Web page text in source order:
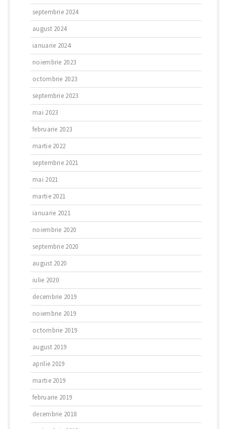
septembrie 2024
august 2024
ianuarie 2024
noiembrie 2023
octombrie 2023
septembrie 2023
mai 2023
februarie 2023
martie 2022
septembrie 2021
mai 2021
martie 2021
ianuarie 2021
noiembrie 2020
septembrie 2020
august 2020
iulie 2020
decembrie 2019
noiembrie 2019
octombrie 2019
august 2019
aprilie 2019
martie 2019
februarie 2019
decembrie 2018